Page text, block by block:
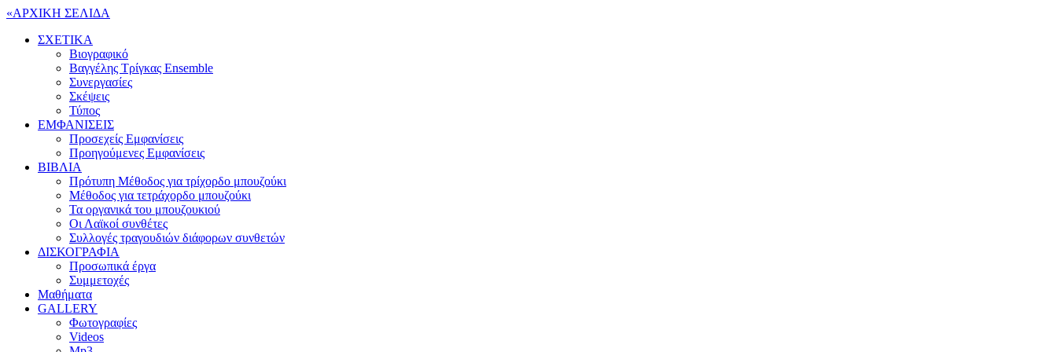
«ΑΡΧΙΚΗ ΣΕΛΙΔΑ
ΣΧΕΤΙΚΑ
Βιογραφικό
Βαγγέλης Τρίγκας Ensemble
Συνεργασίες
Σκέψεις
Τύπος
ΕΜΦΑΝΙΣΕΙΣ
Προσεχείς Εμφανίσεις
Προηγούμενες Εμφανίσεις
ΒΙΒΛΙΑ
Πρότυπη Μέθοδος για τρίχορδο μπουζούκι
Μέθοδος για τετράχορδο μπουζούκι
Τα οργανικά του μπουζουκιού
Οι Λαϊκοί συνθέτες
Συλλογές τραγουδιών διάφορων συνθετών
ΔΙΣΚΟΓΡΑΦΙΑ
Προσωπικά έργα
Συμμετοχές
Μαθήματα
GALLERY
Φωτογραφίες
Videos